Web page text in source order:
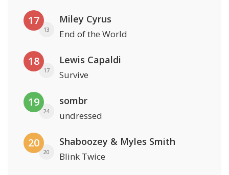
17
13
Miley Cyrus
End of the World
18
17
Lewis Capaldi
Survive
19
24
sombr
undressed
20
20
Shaboozey & Myles Smith
Blink Twice